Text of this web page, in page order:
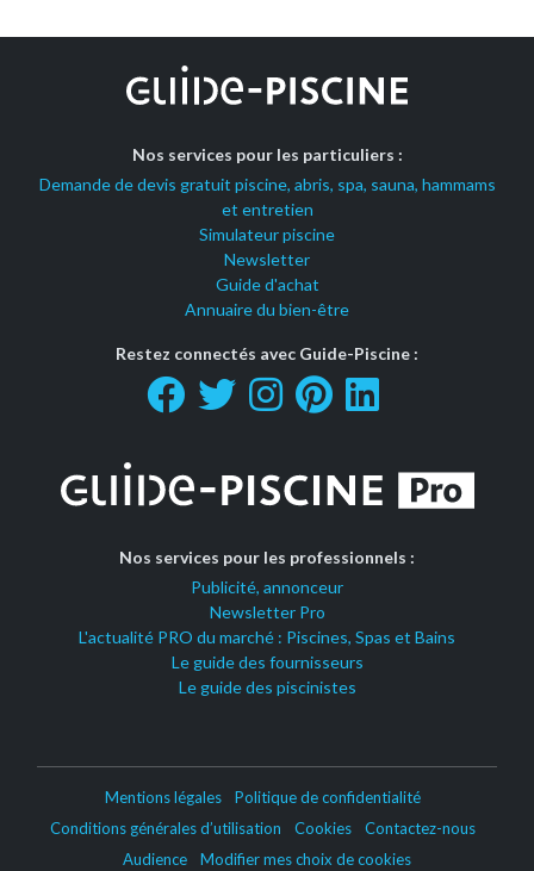
Nos services pour les particuliers :
Demande de devis gratuit piscine, abris, spa, sauna, hammams
et entretien
Simulateur piscine
Newsletter
Guide d'achat
Annuaire du bien-être
Restez connectés avec Guide-Piscine :
Nos services pour les professionnels :
Publicité, annonceur
Newsletter Pro
L'actualité PRO du marché : Piscines, Spas et Bains
Le guide des fournisseurs
Le guide des piscinistes
Mentions légales
Politique de confidentialité
Conditions générales d’utilisation
Cookies
Contactez-nous
Audience
Modifier mes choix de cookies